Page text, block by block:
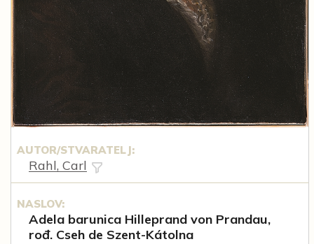
AUTOR/STVARATELJ:
Rahl, Carl
NASLOV:
Adela barunica Hilleprand von Prandau,
rođ. Cseh de Szent-Kátolna